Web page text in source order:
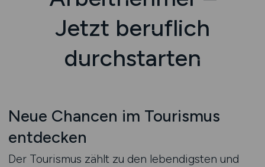
Jetzt beruflich
durchstarten
Neue Chancen im Tourismus
entdecken
Der Tourismus zählt zu den lebendigsten und